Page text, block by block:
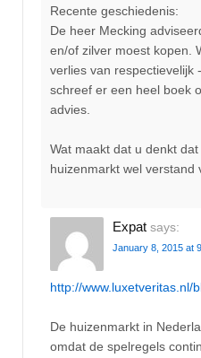
Recente geschiedenis:
De heer Mecking
en/of zilver moest kopen.
verlies van respectievelijk
schreef er een heel boek
advies.
Wat maakt dat u denkt
huizenmarkt wel verstand
Expat says:
January 8, 2015 at
http://www.luxetveritas.nl/
De huizenmarkt in
omdat de spelregels